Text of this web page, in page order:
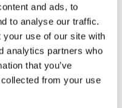
and ads, to
to analyse our traffic.
your use of our site with
analytics partners who
that you’ve
from your use
quien se espera obtener
a cambio el servicio
en Rusia y Ucrania. En
telefónicos de
Quienes solicitan tales
información, lo cual
acusarlos.